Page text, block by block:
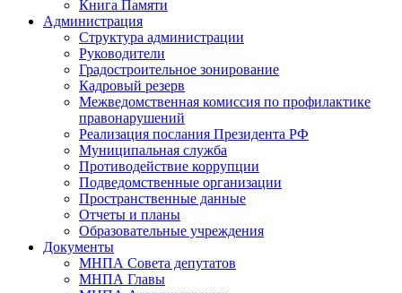
Книга Памяти
Администрация
Структура администрации
Руководители
Градостроительное зонирование
Кадровый резерв
Межведомственная комиссия по профилактике
правонарушений
Реализация послания Президента РФ
Муниципальная служба
Противодействие коррупции
Подведомственные организации
Пространственные данные
Отчеты и планы
Образовательные учреждения
Документы
МНПА Совета депутатов
МНПА Главы